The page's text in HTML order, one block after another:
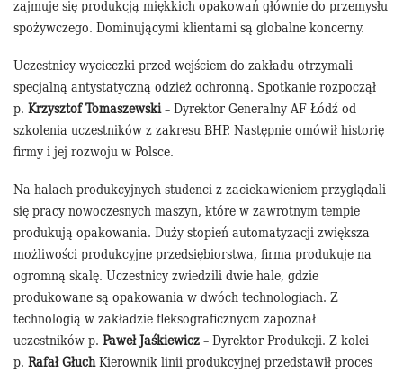
zajmuje się produkcją miękkich opakowań głównie do przemysłu
spożywczego. Dominującymi klientami są globalne koncerny.
Uczestnicy wycieczki przed wejściem do zakładu otrzymali
specjalną antystatyczną odzież ochronną. Spotkanie rozpoczął
p. Krzysztof Tomaszewski– Dyrektor Generalny AF Łódź od
szkolenia uczestników z zakresu BHP. Następnie omówił historię
firmy i jej rozwoju w Polsce.
Na halach produkcyjnych studenci z zaciekawieniem przyglądali
się pracy nowoczesnych maszyn, które w zawrotnym tempie
produkują opakowania. Duży stopień automatyzacji zwiększa
możliwości produkcyjne przedsiębiorstwa, firma produkuje na
ogromną skalę. Uczestnicy zwiedzili dwie hale, gdzie
produkowane są opakowania w dwóch technologiach. Z
technologią w zakładzie fleksograficznycm zapoznał
uczestników p. Paweł Jaśkiewicz– Dyrektor Produkcji. Z kolei
p. Rafał GłuchKierownik linii produkcyjnej przedstawił proces